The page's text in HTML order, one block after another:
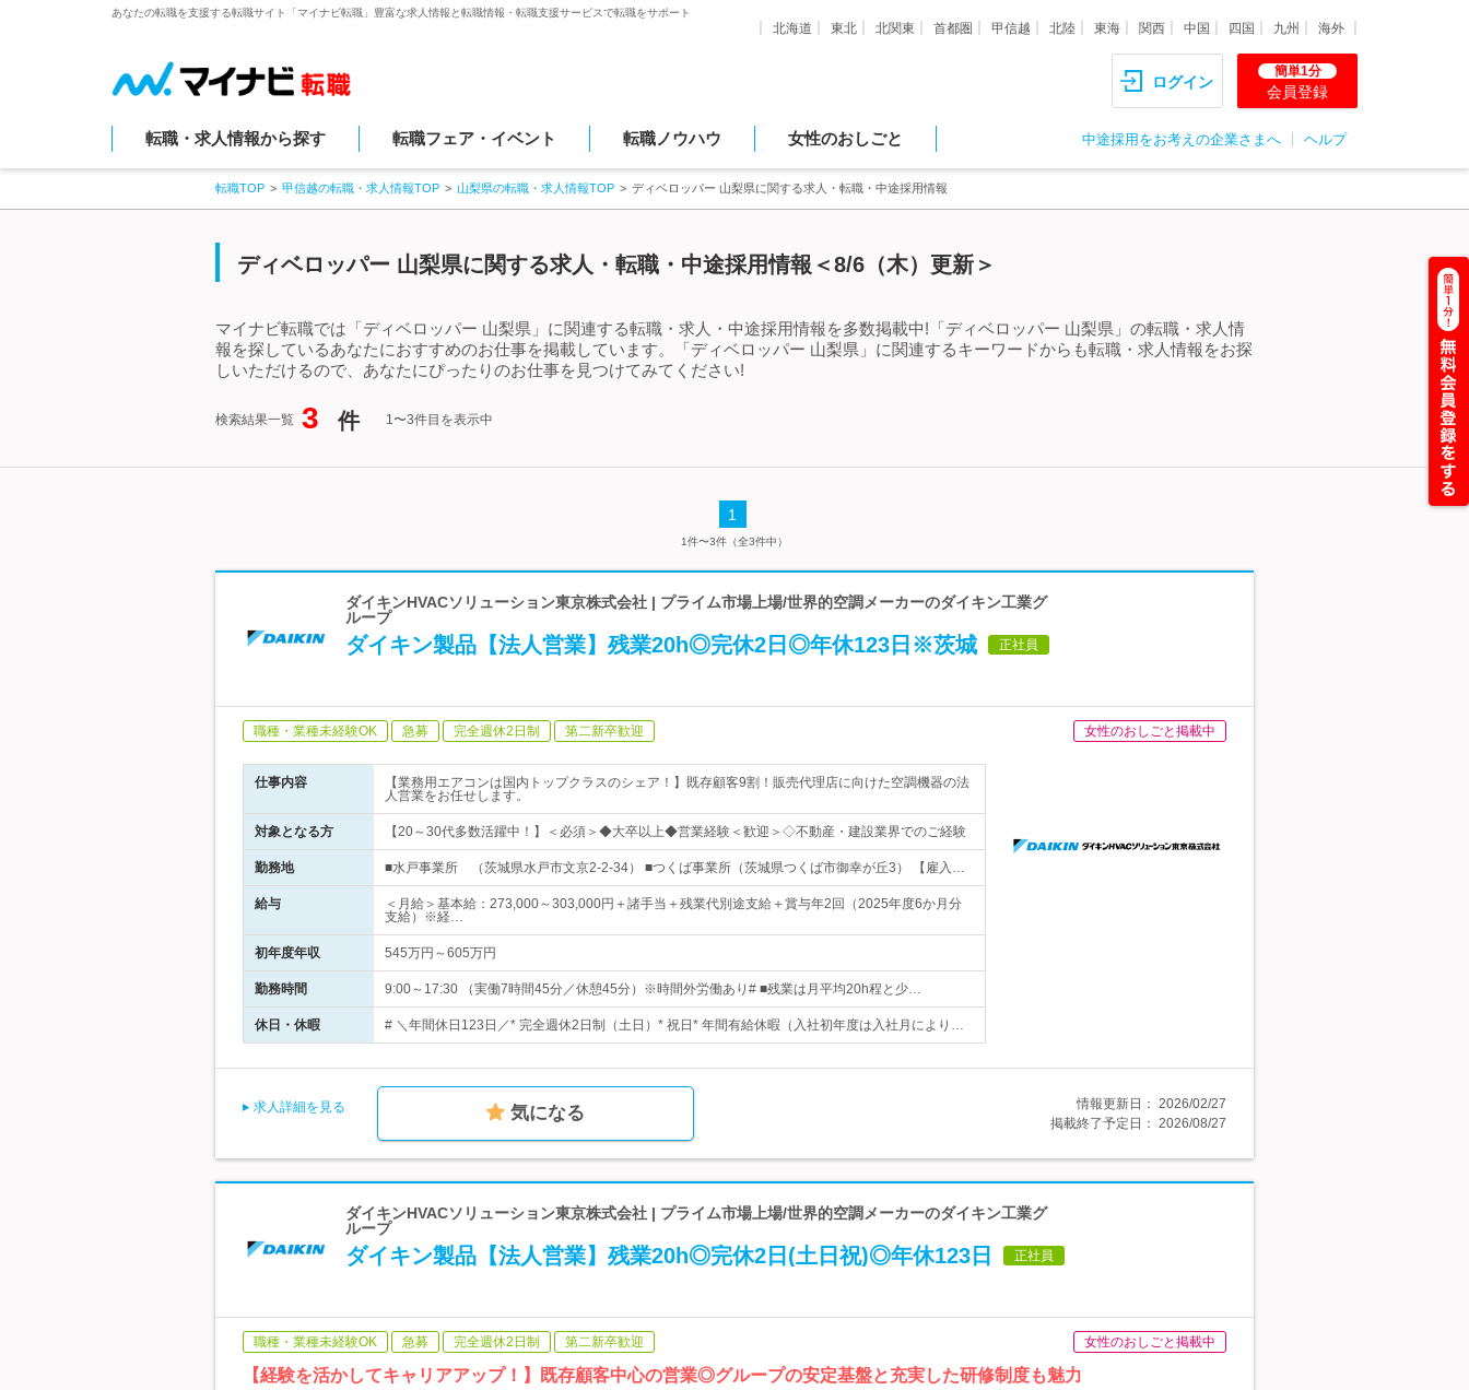
あなたの転職を支援する転職サイト「マイナビ転職」豊富な求人情報と転職情報・転職支援サービスで転職をサポート
北海道 東北 北関東 首都圏 甲信越 北陸 東海 関西 中国 四国 九州 海外
ログイン
簡単1分
会員登録
転職・求人情報から探す 転職フェア・イベント 転職ノウハウ 女性のおしごと 中途採用をお考えの企業さまへ ヘルプ
転職TOP 甲信越の転職・求人情報TOP 山梨県の転職・求人情報TOP ディベロッパー 山梨県に関する求人・転職・中途採用情報
ディベロッパー 山梨県に関する求人・転職・中途採用情報＜8/6（木）更新＞
マイナビ転職では「ディベロッパー 山梨県」に関連する転職・求人・中途採用情報を多数掲載中!「ディベロッパー 山梨県」の転職・求人情
報を探しているあなたにおすすめのお仕事を掲載しています。「ディベロッパー 山梨県」に関連するキーワードからも転職・求人情報をお探
しいただけるので、あなたにぴったりのお仕事を見つけてみてください!
検索結果一覧 3 件 1〜3件目を表示中
1
1件〜3件（全3件中）
ダイキンHVACソリューション東京株式会社 | プライム市場上場/世界的空調メーカーのダイキン工業グ
ループ
ダイキン製品【法人営業】残業20h◎完休2日◎年休123日※茨城 正社員
職種・業種未経験OK 急募 完全週休2日制 第二新卒歓迎 女性のおしごと掲載中
仕事内容
【業務用エアコンは国内トップクラスのシェア！】既存顧客9割！販売代理店に向けた空調機器の法
人営業をお任せします。
対象となる方 【20～30代多数活躍中！】＜必須＞◆大卒以上◆営業経験＜歓迎＞◇不動産・建設業界でのご経験
勤務地 ■水戸事業所 （茨城県水戸市文京2-2-34） ■つくば事業所（茨城県つくば市御幸が丘3） 【雇入…
給与
＜月給＞基本給：273,000～303,000円＋諸手当＋残業代別途支給＋賞与年2回（2025年度6か月分
支給）※経…
初年度年収 545万円～605万円
勤務時間 9:00～17:30 （実働7時間45分／休憩45分）※時間外労働あり# ■残業は月平均20h程と少…
休日・休暇 # ＼年間休日123日／* 完全週休2日制（土日）* 祝日* 年間有給休暇（入社初年度は入社月により…
求人詳細を見る 気になる 情報更新日： 2026/02/27
掲載終了予定日： 2026/08/27
ダイキンHVACソリューション東京株式会社 | プライム市場上場/世界的空調メーカーのダイキン工業グ
ループ
ダイキン製品【法人営業】残業20h◎完休2日(土日祝)◎年休123日 正社員
職種・業種未経験OK 急募 完全週休2日制 第二新卒歓迎 女性のおしごと掲載中
【経験を活かしてキャリアアップ！】既存顧客中心の営業◎グループの安定基盤と充実した研修制度も魅力